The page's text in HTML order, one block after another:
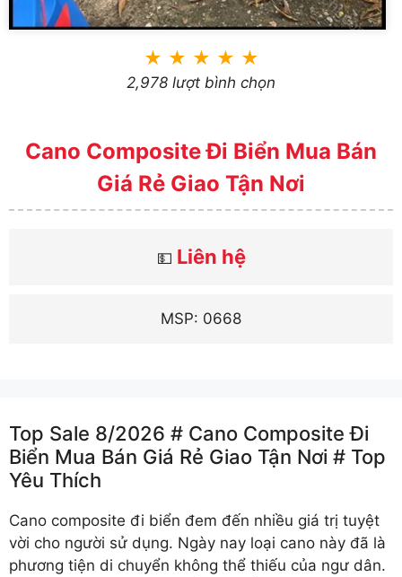
★ ★ ★ ★ ★
2,978 lượt bình chọn
Cano Composite Đi Biển Mua Bán
Giá Rẻ Giao Tận Nơi
💵 Liên hệ
MSP: 0668
Top Sale 8/2026 # Cano Composite Đi
Biển Mua Bán Giá Rẻ Giao Tận Nơi # Top
Yêu Thích
Cano composite đi biển đem đến nhiều giá trị tuyệt
vời cho người sử dụng. Ngày nay loại cano này đã là
phương tiện di chuyển không thể thiếu của ngư dân.